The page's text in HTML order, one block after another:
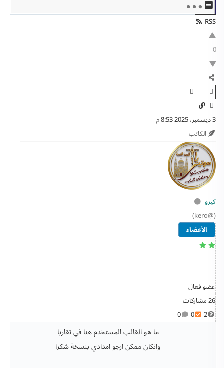
RSS
0
3 ديسمبر، 2025 8:53 م
الكاتب
كيرو
(@kero)
الأعضاء
عضو فعال
26 مشاركات
2
0
0
ما هو القالب المستخدم هنا في تقاربا
وانكان ممكن ارجو امدادي بنسخة شكرا